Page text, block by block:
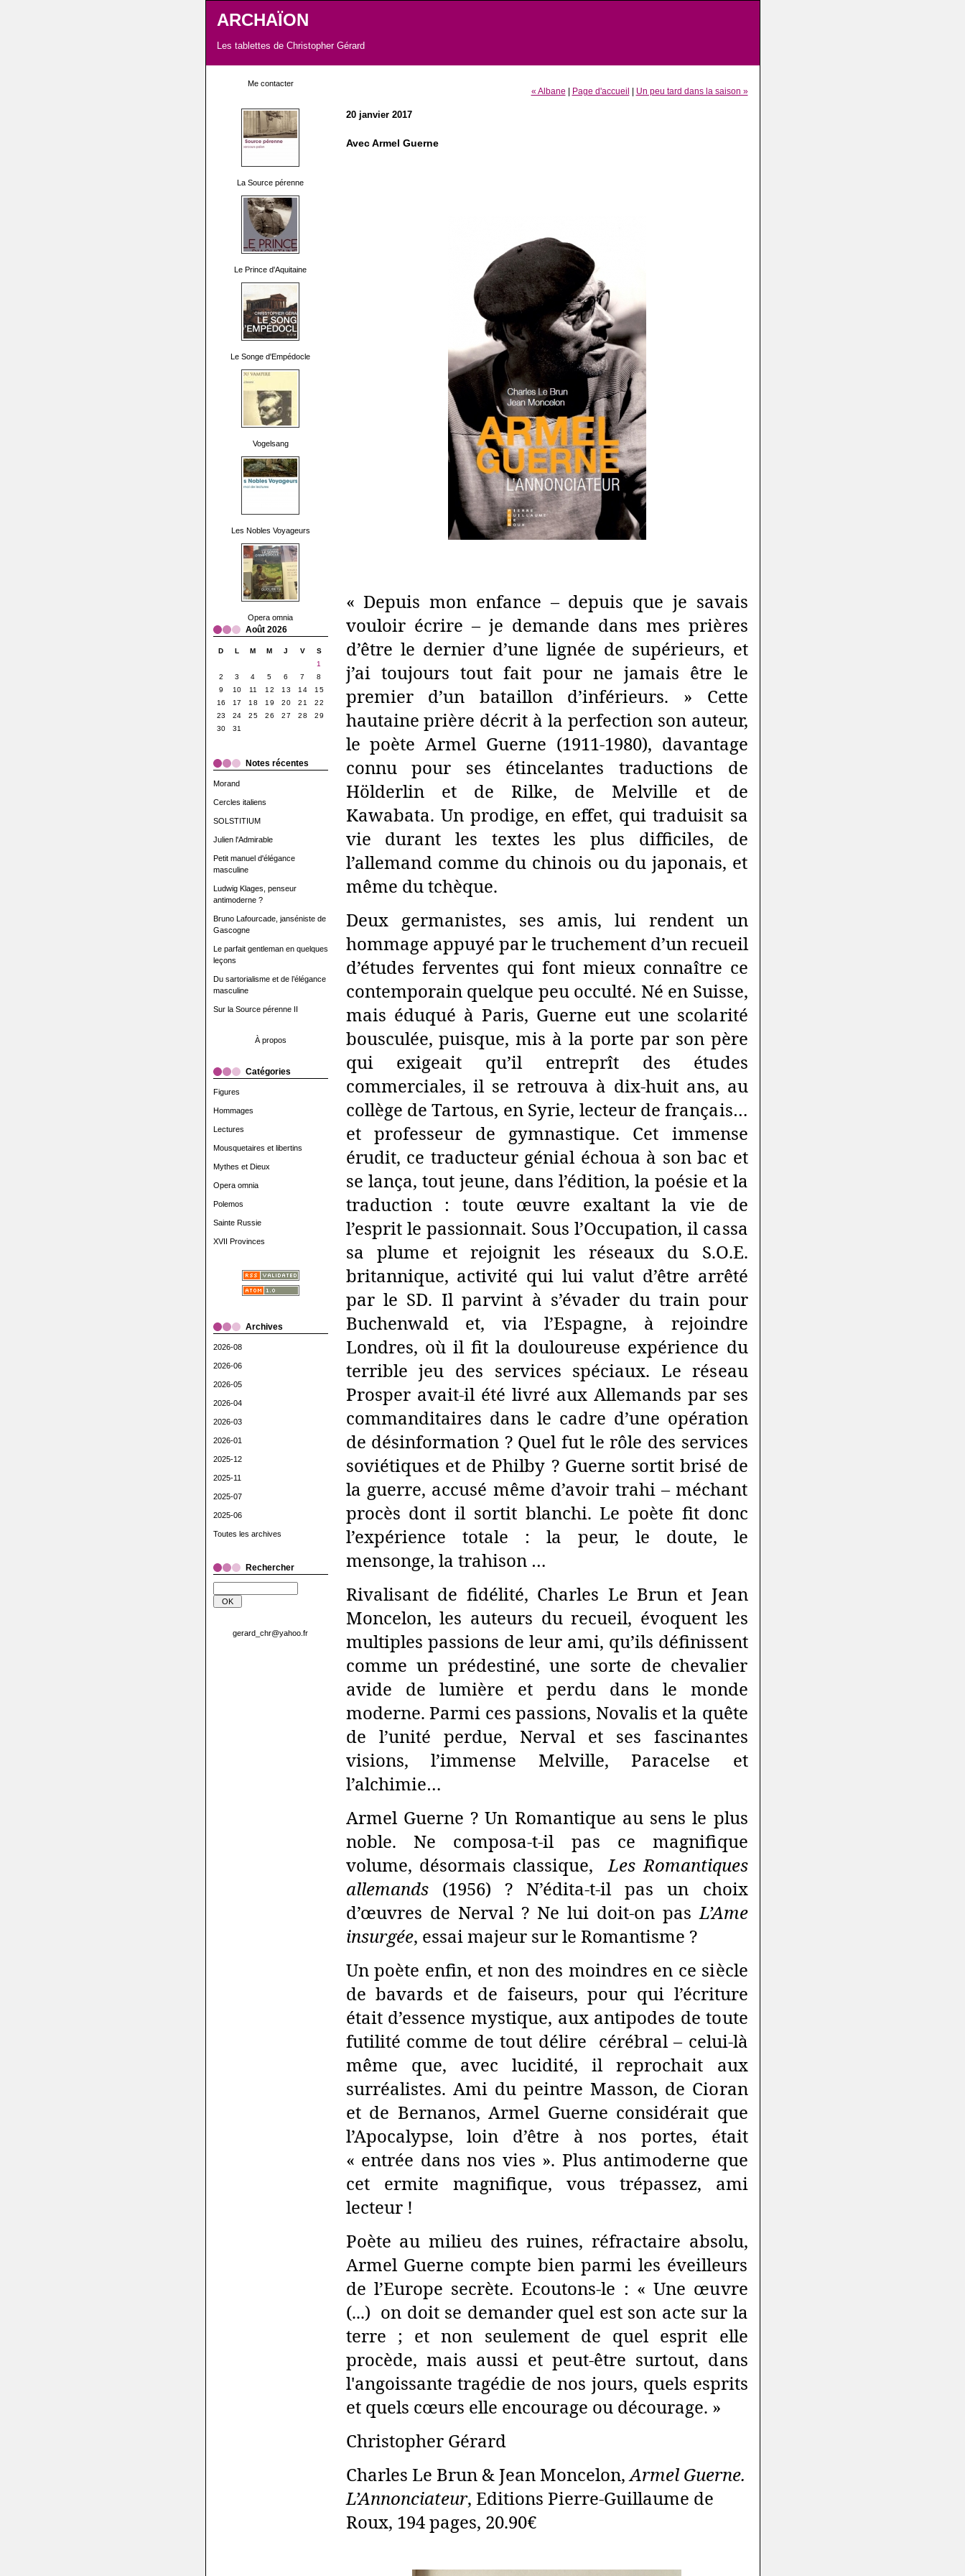
ARCHAÏON
Les tablettes de Christopher Gérard
Me contacter
La Source pérenne
Le Prince d'Aquitaine
Le Songe d'Empédocle
Vogelsang
Les Nobles Voyageurs
Opera omnia
Août 2026
D L M M J V
S
1
2
3 4 5 6 7
8
9
10 11 12 13 14
15
16
17 18 19 20 21
22
23
24 25 26 27 28
29
30
31
Notes récentes
Morand
Cercles italiens
SOLSTITIUM
Julien l'Admirable
Petit manuel d'élégance
masculine
Ludwig Klages, penseur
antimoderne ?
Bruno Lafourcade, janséniste de
Gascogne
Le parfait gentleman en quelques
leçons
Du sartorialisme et de l’élégance
masculine
Sur la Source pérenne II
À propos
Catégories
Figures
Hommages
Lectures
Mousquetaires et libertins
Mythes et Dieux
Opera omnia
Polemos
Sainte Russie
XVII Provinces
Archives
2026-08
2026-06
2026-05
2026-04
2026-03
2026-01
2025-12
2025-11
2025-07
2025-06
Toutes les archives
Rechercher
gerard_chr@yahoo.fr
« Albane | Page d'accueil | Un peu tard dans la saison »
20 janvier 2017
Avec Armel Guerne
« Depuis mon enfance – depuis que je savais
vouloir écrire – je demande dans mes prières
d’être le dernier d’une lignée de supérieurs, et
j’ai toujours tout fait pour ne jamais être le
premier d’un bataillon d’inférieurs. » Cette
hautaine prière décrit à la perfection son auteur,
le poète Armel Guerne (1911-1980), davantage
connu pour ses étincelantes traductions de
Hölderlin et de Rilke, de Melville et de
Kawabata. Un prodige, en effet, qui traduisit sa
vie durant les textes les plus difficiles, de
l’allemand comme du chinois ou du japonais, et
même du tchèque.
Deux germanistes, ses amis, lui rendent un
hommage appuyé par le truchement d’un recueil
d’études ferventes qui font mieux connaître ce
contemporain quelque peu occulté. Né en Suisse,
mais éduqué à Paris, Guerne eut une scolarité
bousculée, puisque, mis à la porte par son père
qui exigeait qu’il entreprît des études
commerciales, il se retrouva à dix-huit ans, au
collège de Tartous, en Syrie, lecteur de français…
et professeur de gymnastique. Cet immense
érudit, ce traducteur génial échoua à son bac et
se lança, tout jeune, dans l’édition, la poésie et la
traduction : toute œuvre exaltant la vie de
l’esprit le passionnait. Sous l’Occupation, il cassa
sa plume et rejoignit les réseaux du S.O.E.
britannique, activité qui lui valut d’être arrêté
par le SD. Il parvint à s’évader du train pour
Buchenwald et, via l’Espagne, à rejoindre
Londres, où il fit la douloureuse expérience du
terrible jeu des services spéciaux. Le réseau
Prosper avait-il été livré aux Allemands par ses
commanditaires dans le cadre d’une opération
de désinformation ? Quel fut le rôle des services
soviétiques et de Philby ? Guerne sortit brisé de
la guerre, accusé même d’avoir trahi – méchant
procès dont il sortit blanchi. Le poète fit donc
l’expérience totale : la peur, le doute, le
mensonge, la trahison …
Rivalisant de fidélité, Charles Le Brun et Jean
Moncelon, les auteurs du recueil, évoquent les
multiples passions de leur ami, qu’ils définissent
comme un prédestiné, une sorte de chevalier
avide de lumière et perdu dans le monde
moderne. Parmi ces passions, Novalis et la quête
de l’unité perdue, Nerval et ses fascinantes
visions, l’immense Melville, Paracelse et
l’alchimie…
Armel Guerne ? Un Romantique au sens le plus
noble. Ne composa-t-il pas ce magnifique
volume, désormais classique,Les Romantiques
allemands(1956) ? N’édita-t-il pas un choix
d’œuvres de Nerval ? Ne lui doit-on pasL’Ame
insurgée, essai majeur sur le Romantisme ?
Un poète enfin, et non des moindres en ce siècle
de bavards et de faiseurs, pour qui l’écriture
était d’essence mystique, aux antipodes de toute
futilité comme de tout délire cérébral – celui-là
même que, avec lucidité, il reprochait aux
surréalistes. Ami du peintre Masson, de Cioran
et de Bernanos, Armel Guerne considérait que
l’Apocalypse, loin d’être à nos portes, était
« entrée dans nos vies ». Plus antimoderne que
cet ermite magnifique, vous trépassez, ami
lecteur !
Poète au milieu des ruines, réfractaire absolu,
Armel Guerne compte bien parmi les éveilleurs
de l’Europe secrète. Ecoutons-le : « Une œuvre
(...) on doit se demander quel est son acte sur la
terre ; et non seulement de quel esprit elle
procède, mais aussi et peut-être surtout, dans
l'angoissante tragédie de nos jours, quels esprits
et quels cœurs elle encourage ou décourage. »
Christopher Gérard
Charles Le Brun & Jean Moncelon,Armel Guerne.
L’Annonciateur, Editions Pierre-Guillaume de
Roux, 194 pages, 20.90€